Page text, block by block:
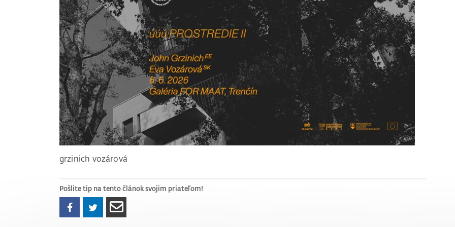
grzinich vozárová
Pošlite tip na tento článok svojim priateľom!